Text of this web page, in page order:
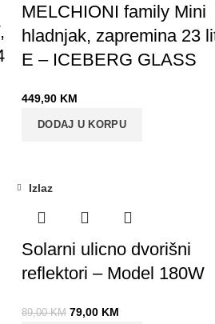
MELCHIONI family Mini
hladnjak, zapremina 23
E – ICEBERG GLASS
449,90 KM
DODAJ U KORPU
Izlaz
Solarni ulicno dvorišni
reflektori – Model 180W
89,00KM 79,00 KM